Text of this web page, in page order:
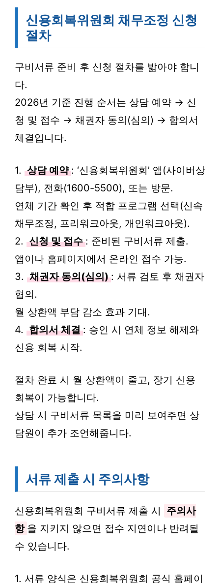
신용회복위원회 채무조정 신청
절차
구비서류 준비 후 신청 절차를 밟아야 합니
다.
2026년 기준 진행 순서는 상담 예약 → 신
청 및 접수 → 채권자 동의(심의) → 합의서
체결입니다.
1. 상담 예약 : ‘신용회복위원회’ 앱(사이버상
담부), 전화(1600-5500), 또는 방문.
연체 기간 확인 후 적합 프로그램 선택(신속
채무조정, 프리워크아웃, 개인워크아웃).
2. 신청 및 접수 : 준비된 구비서류 제출.
앱이나 홈페이지에서 온라인 접수 가능.
3. 채권자 동의(심의) : 서류 검토 후 채권자
협의.
월 상환액 부담 감소 효과 기대.
4. 합의서 체결 : 승인 시 연체 정보 해제와
신용 회복 시작.
절차 완료 시 월 상환액이 줄고, 장기 신용
회복이 가능합니다.
상담 시 구비서류 목록을 미리 보여주면 상
담원이 추가 조언해줍니다.
서류 제출 시 주의사항
신용회복위원회 구비서류 제출 시
주의사
항 을 지키지 않으면 접수 지연이나 반려될
수 있습니다.
1. 서류 양식은 신용회복위원회 공식 홈페이